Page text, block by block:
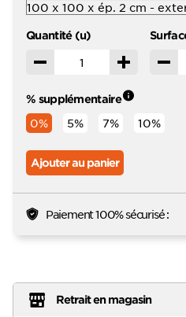
Quantité (u)
Décrémenter Incrémenter
% supplémentaire
0% 5% 7% 10%
Ajouter au panier
Paiement 100% sécurisé :
Retrait en magasin